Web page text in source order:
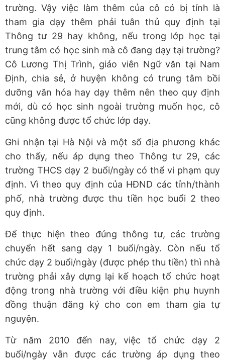
trường. Vậy việc làm thêm của cô có bị tính là
tham gia dạy thêm phải tuân thủ quy định tại
Thông tư 29 hay không, nếu trong lớp học tại
trung tâm có học sinh mà cô đang dạy tại trường?
Cô Lương Thị Trình, giáo viên Ngữ văn tại Nam
Định, chia sẻ, ở huyện không có trung tâm bồi
dưỡng văn hóa hay dạy thêm nên theo quy định
mới, dù có học sinh ngoài trường muốn học, cô
cũng không được tổ chức lớp dạy.
Ghi nhận tại Hà Nội và một số địa phương khác
cho thấy, nếu áp dụng theo Thông tư 29, các
trường THCS dạy 2 buổi/ngày có thể vi phạm quy
định. Vì theo quy định của HĐND các tỉnh/thành
phố, nhà trường được thu tiền học buổi 2 theo
quy định.
Để thực hiện theo đúng thông tư, các trường
chuyển hết sang dạy 1 buổi/ngày. Còn nếu tổ
chức dạy 2 buổi/ngày (được phép thu tiền) thì nhà
trường phải xây dựng lại kế hoạch tổ chức hoạt
động trong nhà trường với điều kiện phụ huynh
đồng thuận đăng ký cho con em tham gia tự
nguyện.
Từ năm 2010 đến nay, việc tổ chức dạy 2
buổi/ngày vẫn được các trường áp dụng theo